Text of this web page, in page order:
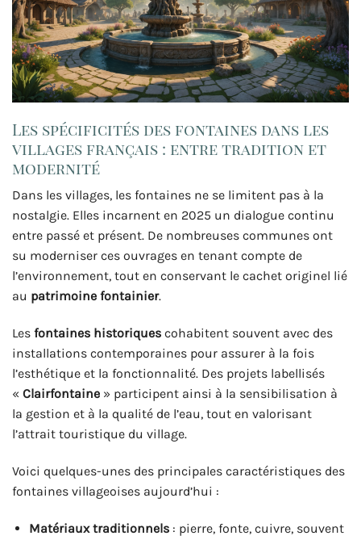
Les spécificités des fontaines dans les
villages français : entre tradition et
modernité
Dans les villages, les fontaines ne se limitent pas à la
nostalgie. Elles incarnent en 2025 un dialogue continu
entre passé et présent. De nombreuses communes ont
su moderniser ces ouvrages en tenant compte de
l’environnement, tout en conservant le cachet originel lié
au patrimoine fontainier.
Les fontaines historiques cohabitent souvent avec des
installations contemporaines pour assurer à la fois
l’esthétique et la fonctionnalité. Des projets labellisés
« Clairfontaine » participent ainsi à la sensibilisation à
la gestion et à la qualité de l’eau, tout en valorisant
l’attrait touristique du village.
Voici quelques-unes des principales caractéristiques des
fontaines villageoises aujourd’hui :
Matériaux traditionnels: pierre, fonte, cuivre, souvent